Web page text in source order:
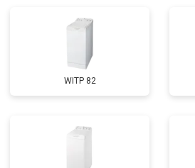
Замена УБЛ
Замена приводного ремня
WITP 82